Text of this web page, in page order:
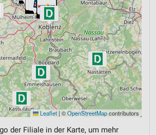
Leaflet | ©OpenStreetMapcontributors
der Filiale in der Karte, um mehr